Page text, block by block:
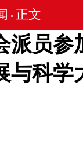
• 正文
派员参
与科学